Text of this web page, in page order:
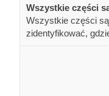
Wszystkie części
Wszystkie części
zidentyfikować,